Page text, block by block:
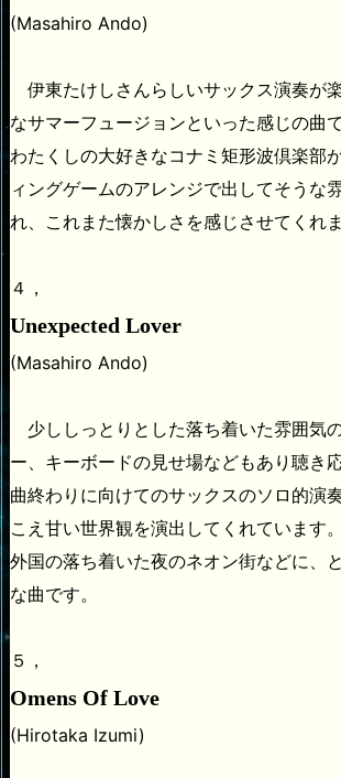
(Masahiro Ando)
伊東たけしさんらしいサックス演奏が
なサマーフュージョンといった感じの曲で
わたくしの大好きなコナミ矩形波倶楽部
ィングゲームのアレンジで出してそうな
れ、これまた懐かしさを感じさせてくれま
４，
Unexpected Lover
(Masahiro Ando)
少ししっとりとした落ち着いた雰囲気
ー、キーボードの見せ場などもあり聴き
曲終わりに向けてのサックスのソロ的演
こえ甘い世界観を演出してくれています。
外国の落ち着いた夜のネオン街などに、
な曲です。
５，
Omens Of Love
(Hirotaka Izumi)